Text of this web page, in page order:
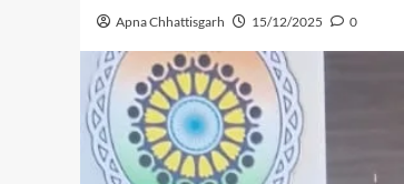
Apna Chhattisgarh 15/12/2025 0